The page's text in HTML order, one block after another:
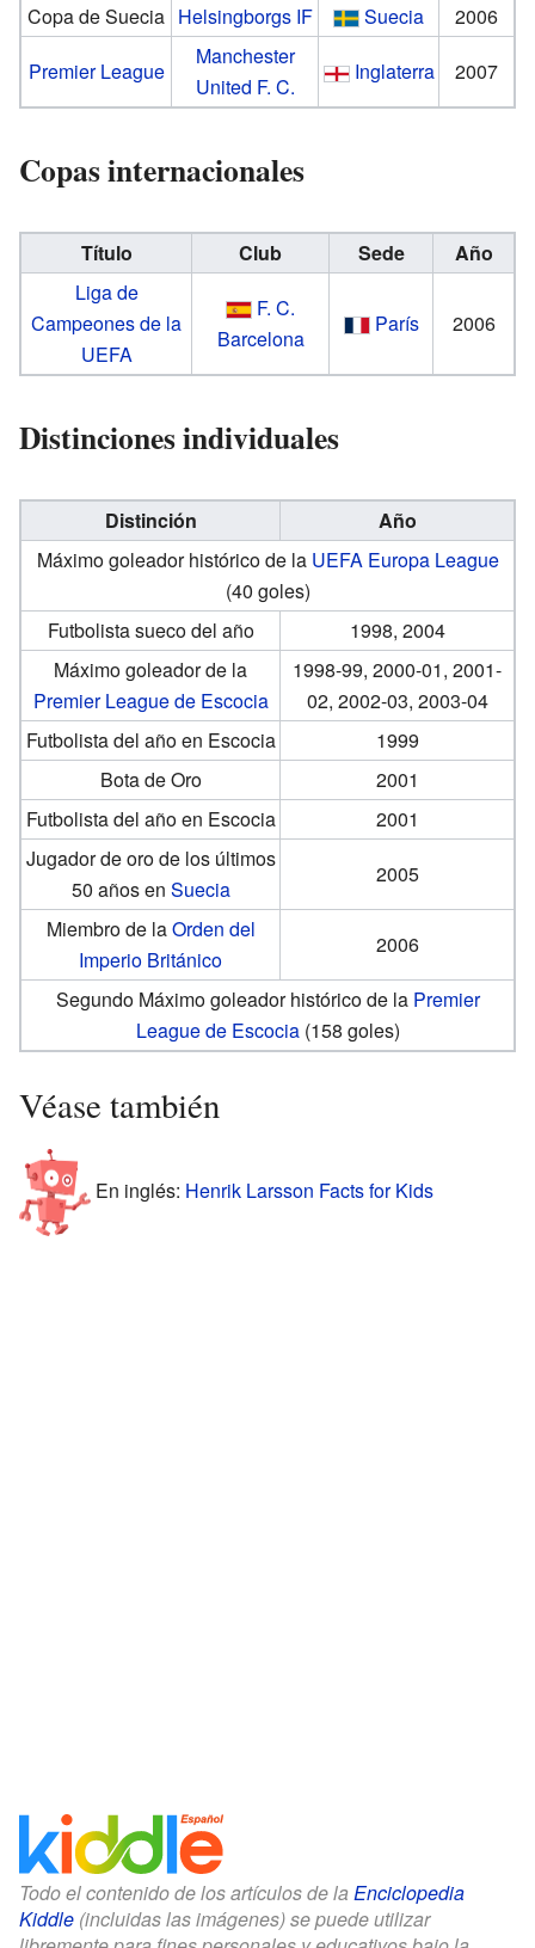
Copa de Suecia Helsingborgs IF Suecia
2006
Premier League
Manchester
United F. C.
Inglaterra 2007
Copas internacionales
Título Club Sede
Año
Liga de
Campeones de la
UEFA
F. C.
Barcelona
París 2006
Distinciones individuales
Distinción
Año
Máximo goleador histórico de la UEFA Europa League
(40 goles)
Futbolista sueco del año
1998, 2004
Máximo goleador de la
Premier League de Escocia
1998-99, 2000-01, 2001-
02, 2002-03, 2003-04
Futbolista del año en Escocia
1999
Bota de Oro
2001
Futbolista del año en Escocia
2001
Jugador de oro de los últimos
50 años en Suecia
2005
Miembro de laOrden del
Imperio Británico
2006
Segundo Máximo goleador histórico de la Premier
League de Escocia(158 goles)
Véase también
En inglés: Henrik Larsson Facts for Kids
Todo el contenido de los artículos de la Enciclopedia
Kiddle (incluidas las imágenes) se puede utilizar